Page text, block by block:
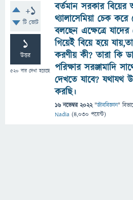
+1
টি ভোট
1
উত্তর
520 বার দেখা হয়েছে
বর্তমান সরকার
থ্যালাসেমিয়া চেক
বলছেন এক্ষেত্রে
গিয়েই বিয়ে হয়ে
করণীয় কী? তারা কি
পরিক্ষার সরঞ্জামাদি
দেখতে যাবে? যথাযথ
করছি।
16 নভেম্বর 2022 "জীববিজ্ঞান"
Nadia (4,030 পয়েন্ট)